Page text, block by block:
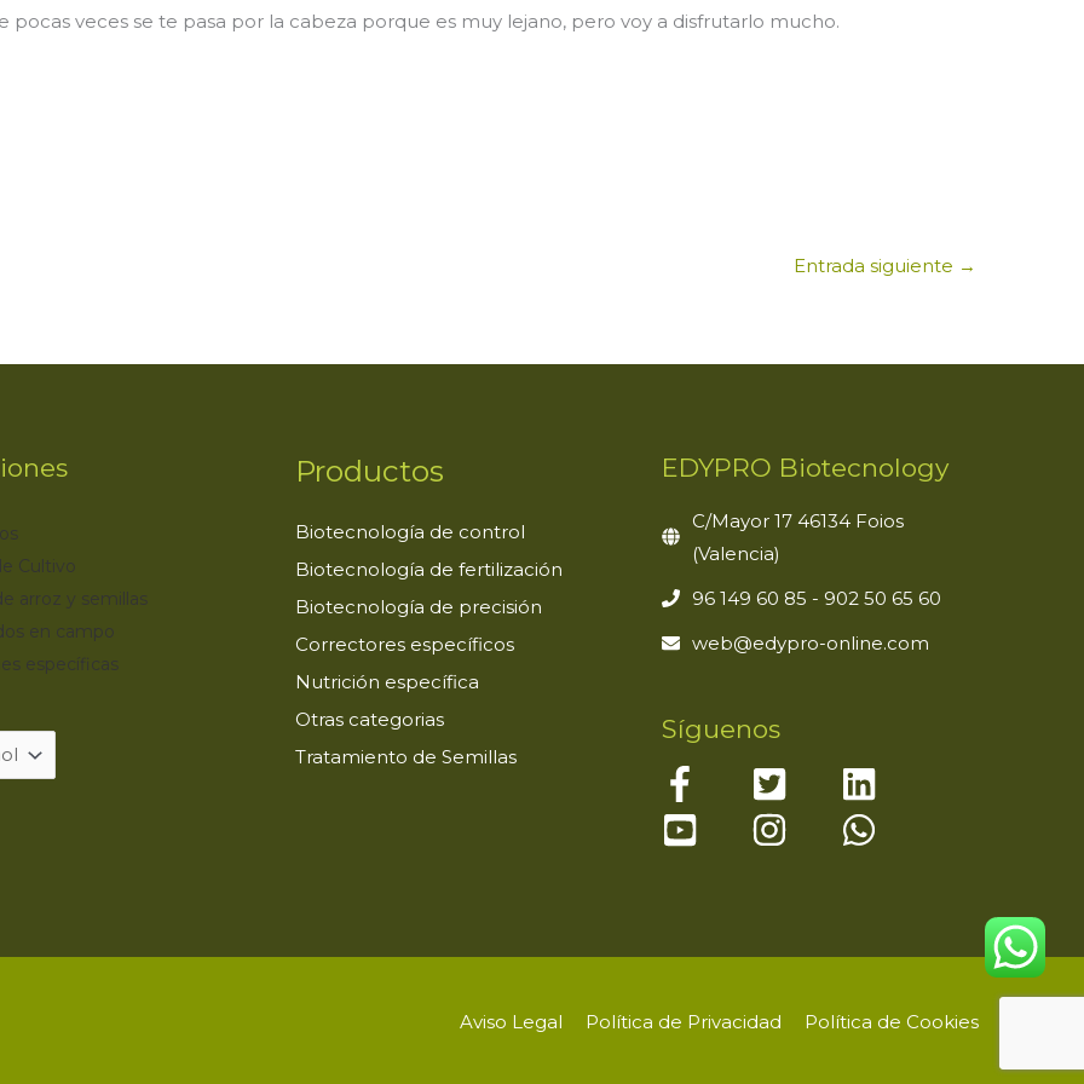
pocas veces se te pasa por la cabeza porque es muy lejano, pero voy a disfrutarlo mucho.
Entrada siguiente →
Cultivo
arroz y semillas
en campo
específicas
Productos
Biotecnología de control
Biotecnología de fertilización
Biotecnología de precisión
Correctores específicos
Nutrición específica
Otras categorias
Tratamiento de Semillas
EDYPRO Biotecnology
C/Mayor 17 46134 Foios
(Valencia)
96 149 60 85 - 902 50 65 60
web@edypro-online.com
Síguenos
Aviso Legal Política de Privacidad Política de Cookies